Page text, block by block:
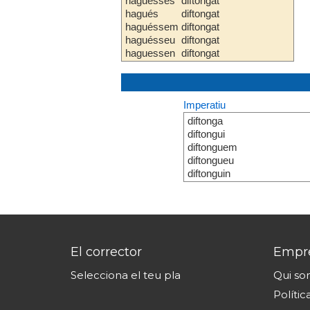
hagués
haguéssem
haguésseu
haguessen
diftongat
diftongat
diftongat
diftongat
Imperatiu
diftonga
diftongui
diftonguem
diftongueu
diftonguin
El corrector
Selecciona el teu pla
Qui